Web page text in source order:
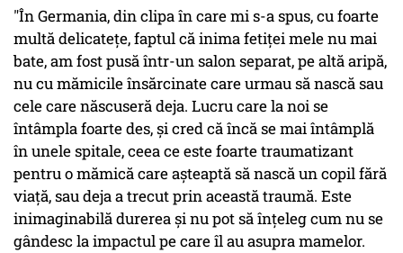
"În Germania, din clipa în care mi s-a spus, cu foarte
multă delicatețe, faptul că inima fetiței mele nu mai
bate, am fost pusă într-un salon separat, pe altă aripă,
nu cu mămicile însărcinate care urmau să nască sau
cele care născuseră deja. Lucru care la noi se
întâmpla foarte des, și cred că încă se mai întâmplă
în unele spitale, ceea ce este foarte traumatizant
pentru o mămică care așteaptă să nască un copil fără
viață, sau deja a trecut prin această traumă. Este
inimaginabilă durerea și nu pot să înțeleg cum nu se
gândesc la impactul pe care îl au asupra mamelor.